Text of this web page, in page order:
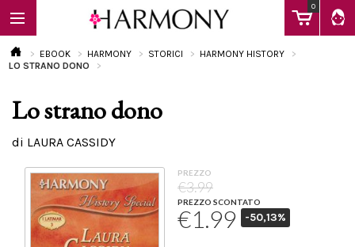
0
EBOOK
Calendario
EBOOK HARMONY STORICI
HARMONY HISTORY
LO STRANO DONO
Lo strano dono
di LAURA CASSIDY
PREZZO
€3.99
PREZZO SCONTATO
€1.99 -50,13%